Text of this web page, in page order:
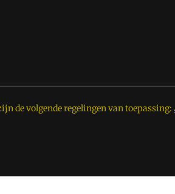
de volgende regelingen van toepassing: